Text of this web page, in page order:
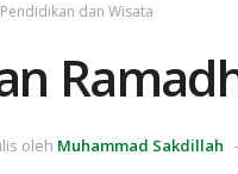
Pendidikan dan Wisata
oleh Muhammad Sakdillah